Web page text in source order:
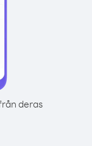
deras